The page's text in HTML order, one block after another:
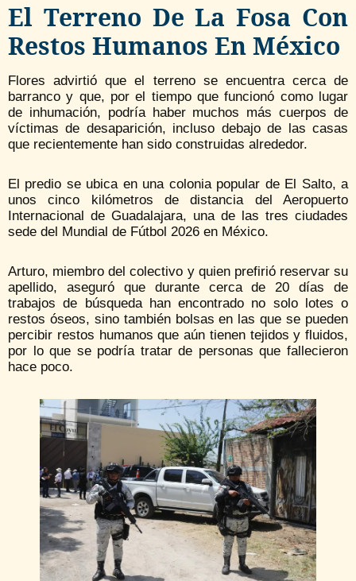
El Terreno De La Fosa Con
Restos Humanos En México
Flores advirtió que el terreno se encuentra cerca de
barranco y que, por el tiempo que funcionó como lugar
de inhumación, podría haber muchos más cuerpos de
víctimas de desaparición, incluso debajo de las casas
que recientemente han sido construidas alrededor.
El predio se ubica en una colonia popular de El Salto, a
unos cinco kilómetros de distancia del Aeropuerto
Internacional de Guadalajara, una de las tres ciudades
sede del Mundial de Fútbol 2026 en México.
Arturo, miembro del colectivo y quien prefirió reservar su
apellido, aseguró que durante cerca de 20 días de
trabajos de búsqueda han encontrado no solo lotes o
restos óseos, sino también bolsas en las que se pueden
percibir restos humanos que aún tienen tejidos y fluidos,
por lo que se podría tratar de personas que fallecieron
hace poco.